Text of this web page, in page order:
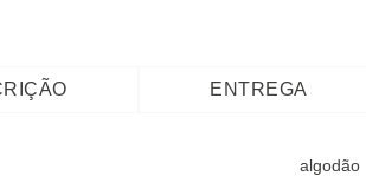
ENTREGA
algodão